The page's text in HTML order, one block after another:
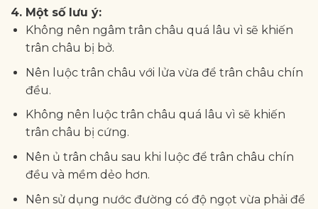
4. Một số lưu ý:
Không nên ngâm trân châu quá lâu vì sẽ khiến
trân châu bị bở.
Nên luộc trân châu với lửa vừa để trân châu chín
đều.
Không nên luộc trân châu quá lâu vì sẽ khiến
trân châu bị cứng.
Nên ủ trân châu sau khi luộc để trân châu chín
đều và mềm dẻo hơn.
Nên sử dụng nước đường có độ ngọt vừa phải để